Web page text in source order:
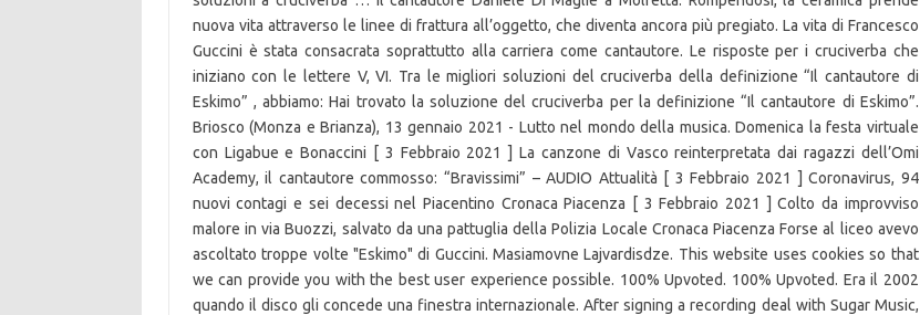
nuova vita attraverso le linee di frattura all’oggetto, che diventa ancora più pregiato. La vita di Francesco
Guccini è stata consacrata soprattutto alla carriera come cantautore. Le risposte per i cruciverba che
iniziano con le lettere V, VI. Tra le migliori soluzioni del cruciverba della definizione “Il cantautore di
Eskimo” , abbiamo: Hai trovato la soluzione del cruciverba per la definizione “Il cantautore di Eskimo”.
Briosco (Monza e Brianza), 13 gennaio 2021 - Lutto nel mondo della musica. Domenica la festa virtuale
con Ligabue e Bonaccini [ 3 Febbraio 2021 ] La canzone di Vasco reinterpretata dai ragazzi dell’Omi
Academy, il cantautore commosso: “Bravissimi” – AUDIO Attualità [ 3 Febbraio 2021 ] Coronavirus, 94
nuovi contagi e sei decessi nel Piacentino Cronaca Piacenza [ 3 Febbraio 2021 ] Colto da improvviso
malore in via Buozzi, salvato da una pattuglia della Polizia Locale Cronaca Piacenza Forse al liceo avevo
ascoltato troppe volte "Eskimo" di Guccini. Masiamovne Lajvardisdze. This website uses cookies so that
we can provide you with the best user experience possible. 100% Upvoted. 100% Upvoted. Era il 2002
quando il disco gli concede una finestra internazionale. After signing a recording deal with Sugar Music,